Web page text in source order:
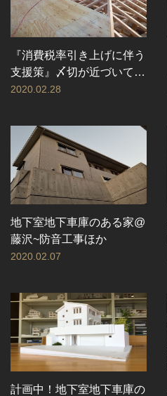
『消費税率引き上げに伴う
支援策』〆切が近づいてき
ました
2020.02.28
地下室地下車庫のある家@
藤沢~防音工事ほか
2020.02.07
計画中！地下室地下車庫の